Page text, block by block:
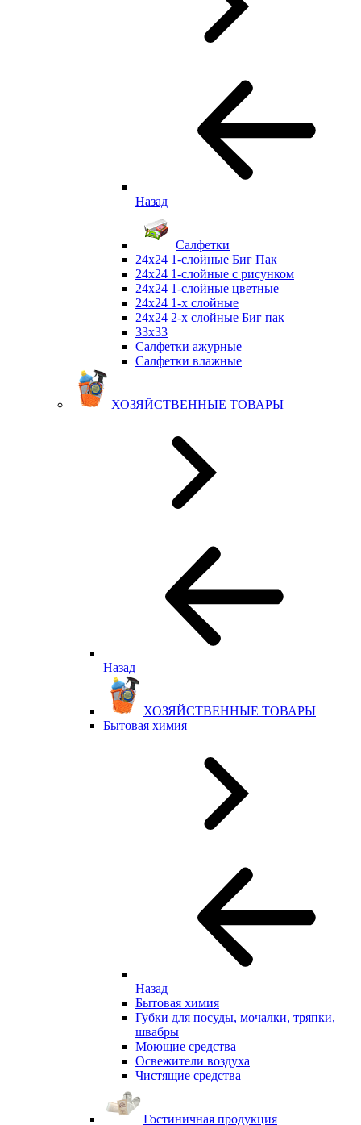
Назад
Салфетки
24х24 1-слойные Биг Пак
24х24 1-слойные с рисунком
24х24 1-слойные цветные
24х24 1-х слойные
24х24 2-х слойные Биг пак
33х33
Салфетки ажурные
Салфетки влажные
ХОЗЯЙСТВЕННЫЕ ТОВАРЫ
Назад
ХОЗЯЙСТВЕННЫЕ ТОВАРЫ
Бытовая химия
Назад
Бытовая химия
Губки для посуды, мочалки, тряпки,
швабры
Моющие средства
Освежители воздуха
Чистящие средства
Гостиничная продукция